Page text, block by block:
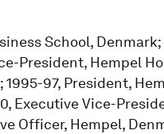
School, Denmark;
President, Hempel
97, President,
Executive Vice-
Officer, Hempel,